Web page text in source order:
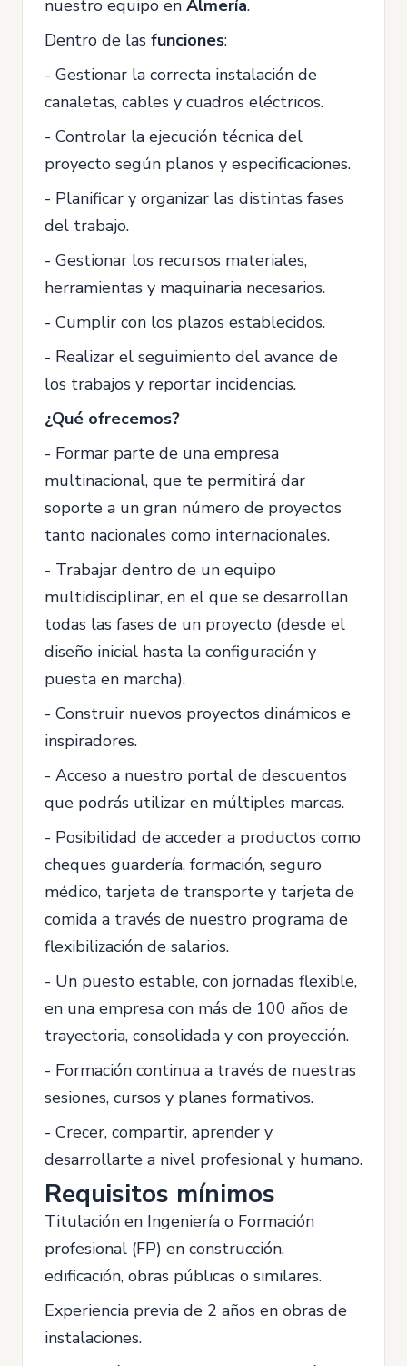
nuestro equipo en Almería.
Dentro de las funciones:
- Gestionar la correcta instalación de
canaletas, cables y cuadros eléctricos.
- Controlar la ejecución técnica del
proyecto según planos y especificaciones.
- Planificar y organizar las distintas fases
del trabajo.
- Gestionar los recursos materiales,
herramientas y maquinaria necesarios.
- Cumplir con los plazos establecidos.
- Realizar el seguimiento del avance de
los trabajos y reportar incidencias.
¿Qué ofrecemos?
- Formar parte de una empresa
multinacional, que te permitirá dar
soporte a un gran número de proyectos
tanto nacionales como internacionales.
- Trabajar dentro de un equipo
multidisciplinar, en el que se desarrollan
todas las fases de un proyecto (desde el
diseño inicial hasta la configuración y
puesta en marcha).
- Construir nuevos proyectos dinámicos e
inspiradores.
- Acceso a nuestro portal de descuentos
que podrás utilizar en múltiples marcas.
- Posibilidad de acceder a productos como
cheques guardería, formación, seguro
médico, tarjeta de transporte y tarjeta de
comida a través de nuestro programa de
flexibilización de salarios.
- Un puesto estable, con jornadas flexible,
en una empresa con más de 100 años de
trayectoria, consolidada y con proyección.
- Formación continua a través de nuestras
sesiones, cursos y planes formativos.
- Crecer, compartir, aprender y
desarrollarte a nivel profesional y humano.
Requisitos mínimos
Titulación en Ingeniería o Formación
profesional (FP) en construcción,
edificación, obras públicas o similares.
Experiencia previa de 2 años en obras de
instalaciones.